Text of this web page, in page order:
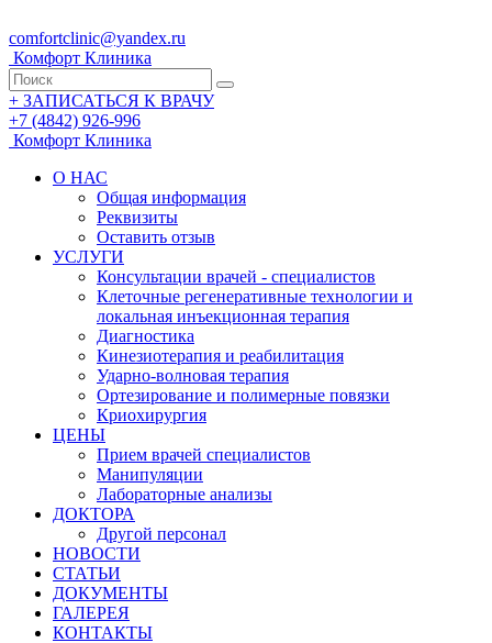
comfortclinic@yandex.ru
Комфорт Клиника
+ ЗАПИСАТЬСЯ К ВРАЧУ
+7 (4842) 926-996
Комфорт Клиника
О НАС
Общая информация
Реквизиты
Оставить отзыв
УСЛУГИ
Консультации врачей - специалистов
Клеточные регенеративные технологии и
локальная инъекционная терапия
Диагностика
Кинезиотерапия и реабилитация
Ударно-волновая терапия
Ортезирование и полимерные повязки
Криохирургия
ЦЕНЫ
Прием врачей специалистов
Манипуляции
Лабораторные анализы
ДОКТОРА
Другой персонал
НОВОСТИ
СТАТЬИ
ДОКУМЕНТЫ
ГАЛЕРЕЯ
КОНТАКТЫ